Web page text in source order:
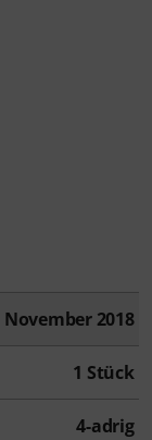
November 2018
1 Stück
4-adrig